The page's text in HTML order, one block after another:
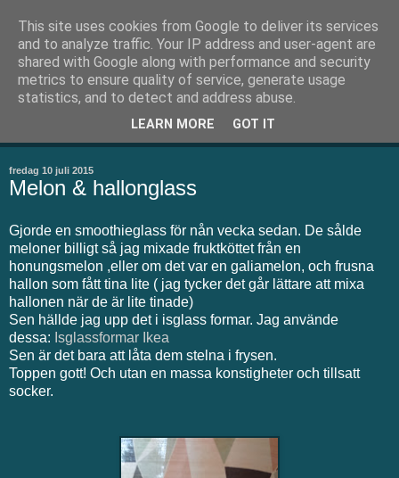
Thean.se
Välkommen till min blogg. Här skriver jag om små och stora
ting. Men kanske framförallt om bakning som är mitt stora
fredag 10 juli 2015
Melon & hallonglass
Gjorde en smoothieglass för nån vecka sedan. De sålde
meloner billigt så jag mixade fruktköttet från en
honungsmelon ,eller om det var en galiamelon, och frusna
hallon som fått tina lite ( jag tycker det går lättare att mixa
hallonen när de är lite tinade)
Sen hällde jag upp det i isglass formar. Jag använde
dessa: Isglassformar Ikea
Sen är det bara att låta dem stelna i frysen.
Toppen gott! Och utan en massa konstigheter och tillsatt
socker.
This site uses cookies from Google to deliver its services
and to analyze traffic. Your IP address and user-agent are
shared with Google along with performance and security
metrics to ensure quality of service, generate usage
statistics, and to detect and address abuse.
LEARN MORE GOT IT